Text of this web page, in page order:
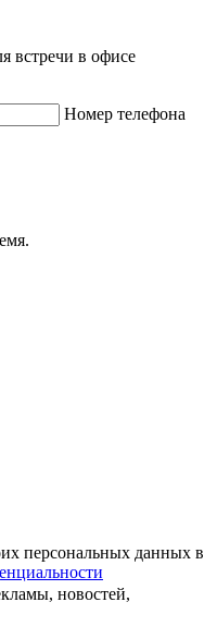
встречи в офисе
Номер телефона
персональных данных в
новостей,